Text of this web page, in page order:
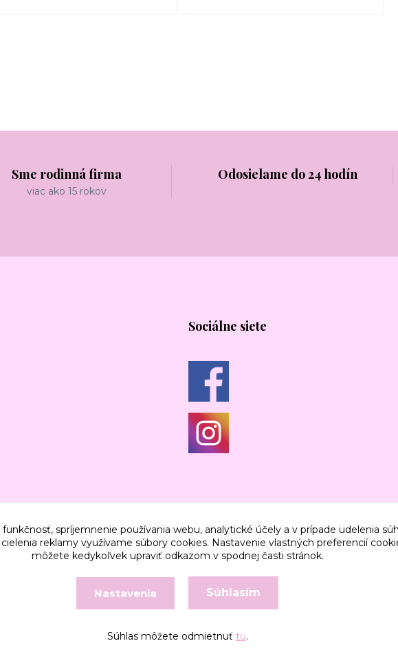
Sme rodinná firma
viac ako 15 rokov
Odosielame do 24 hodín
Sociálne siete
spríjemnenie používania webu, analytické účely a v prípade udelenia
cielenia reklamy využívame súbory cookies. Nastavenie vlastných preferencií
môžete kedykoľvek upraviť odkazom v spodnej časti stránok.
Nastavenia Súhlasím
Súhlas môžete odmietnuť tu.